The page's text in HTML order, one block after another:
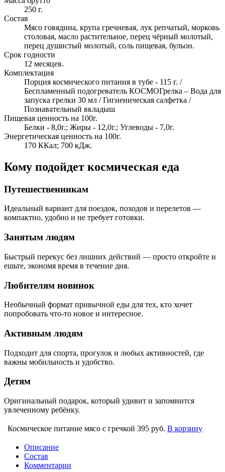
250 г.
Состав
Мясо говядина, крупа гречневая, лук репчатый, морковь
столовая, масло растительное, перец чёрный молотый,
перец душистый молотый, соль пищевая, бульон.
Срок годности
12 месяцев.
Комплектация
Порция космического питания в тубе - 115 г. /
Беспламенный подогреватель КОСМОГрелка – Вода для
запуска грелки 30 мл / Гигиеническая салфетка /
Познавательный вкладыш
Пищевая ценность на 100г.
Белки - 8,0г.; Жиры - 12,0г.; Углеводы - 7,0г.
Энергетическая ценность на 100г.
170 ККал; 700 кДж.
Кому подойдет космическая еда
Путешественникам
Идеальный вариант для поездок, походов и перелетов —
компактно, удобно и не требует готовки.
Занятым людям
Быстрый перекус без лишних действий — просто откройте и
ешьте, экономя время в течение дня.
Любителям новинок
Необычный формат привычной еды для тех, кто хочет
попробовать что-то новое и интересное.
Активным людям
Подходит для спорта, прогулок и любых активностей, где
важны мобильность и удобство.
Детям
Оригинальный подарок, который удивит и запомнится
увлеченному ребёнку.
Космическое питание мясо с гречкой 395 руб. В корзину
Описание
Состав
Комментарии